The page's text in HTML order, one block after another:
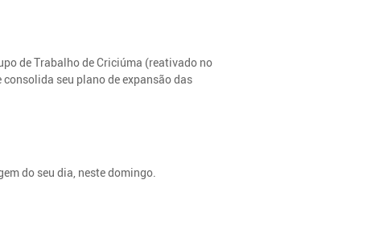
de Trabalho de Criciúma (reativado no
seu plano de expansão das
do seu dia, neste domingo.